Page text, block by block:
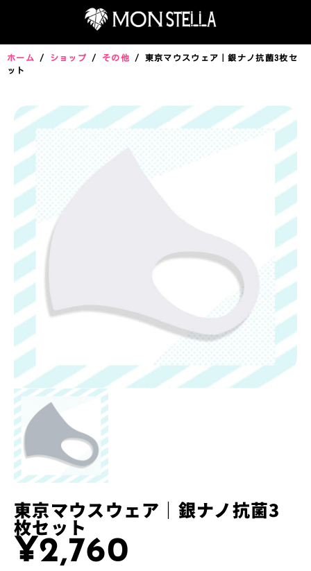
ホーム / ショップ / その他 / 東京マウスウェア｜銀ナノ抗菌3枚セ
ット
東京マウスウェア｜銀ナノ抗菌3
枚セット
¥2,760